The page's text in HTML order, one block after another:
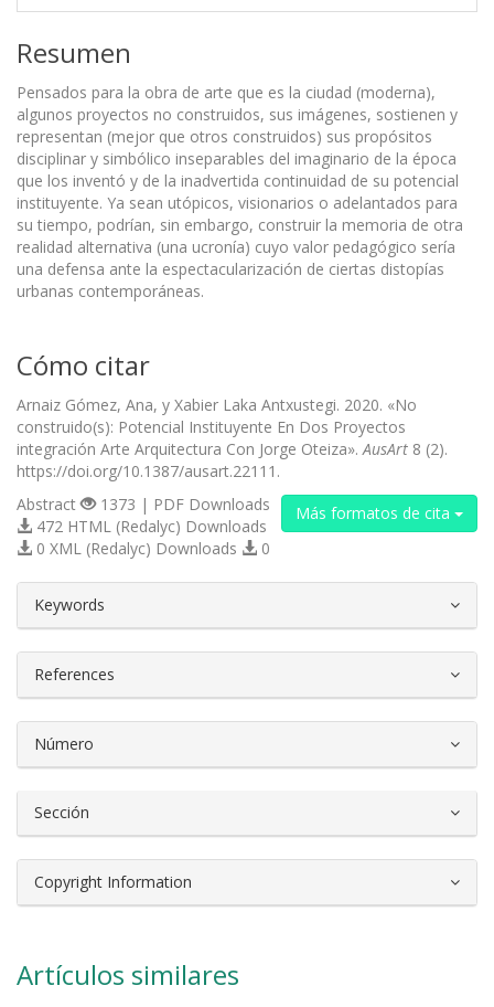
Resumen
Pensados para la obra de arte que es la ciudad (moderna),
algunos proyectos no construidos, sus imágenes, sostienen y
representan (mejor que otros construidos) sus propósitos
disciplinar y simbólico inseparables del imaginario de la época
que los inventó y de la inadvertida continuidad de su potencial
instituyente. Ya sean utópicos, visionarios o adelantados para
su tiempo, podrían, sin embargo, construir la memoria de otra
realidad alternativa (una ucronía) cuyo valor pedagógico sería
una defensa ante la espectacularización de ciertas distopías
urbanas contemporáneas.
Cómo citar
Arnaiz Gómez, Ana, y Xabier Laka Antxustegi. 2020. «No
construido(s): Potencial Instituyente En Dos Proyectos
integración Arte Arquitectura Con Jorge Oteiza». AusArt 8 (2).
https://doi.org/10.1387/ausart.22111.
Más formatos de cita
Abstract
1373 | PDF Downloads
472 HTML (Redalyc) Downloads
0 XML (Redalyc) Downloads
0
Keywords
References
Número
Sección
Copyright Information
Artículos similares